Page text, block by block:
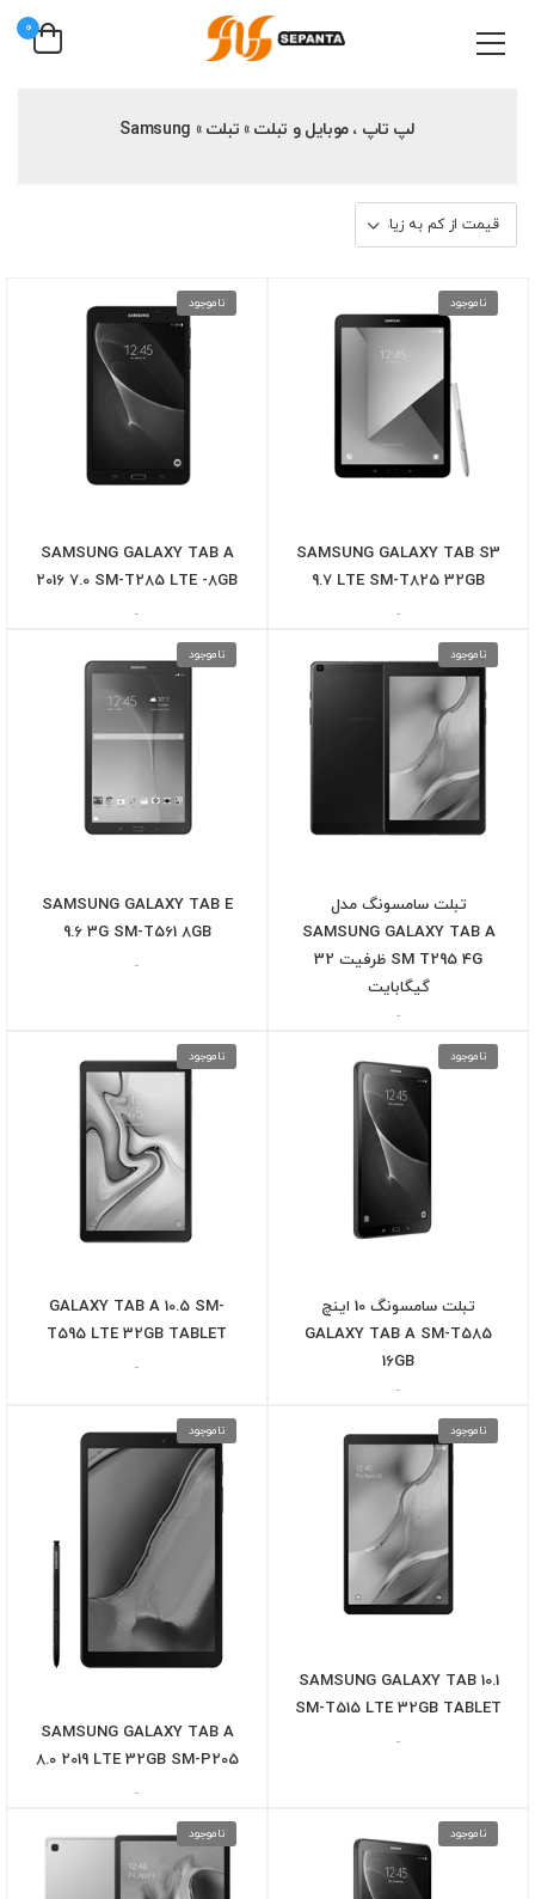
0
لپ تاپ ، موبایل و تبلت » تبلت » Samsung
ناموجود
SAMSUNG GALAXY TAB S3
9.7 LTE SM-T825 32GB
-
ناموجود
SAMSUNG GALAXY TAB A
2016 7.0 SM-T285 LTE -8GB
-
ناموجود
تبلت سامسونگ مدل
SAMSUNG GALAXY TAB A
SM T295 4G ظرفیت 32
گیگابایت
-
ناموجود
SAMSUNG GALAXY TAB E
9.6 3G SM-T561 8GB
-
ناموجود
تبلت سامسونگ 10 اینچ
GALAXY TAB A SM-T585
16GB
-
ناموجود
GALAXY TAB A 10.5 SM-
T595 LTE 32GB TABLET
-
ناموجود
SAMSUNG GALAXY TAB 10.1
SM-T515 LTE 32GB TABLET
-
ناموجود
SAMSUNG GALAXY TAB A
8.0 2019 LTE 32GB SM-P205
-
ناموجود ناموجود